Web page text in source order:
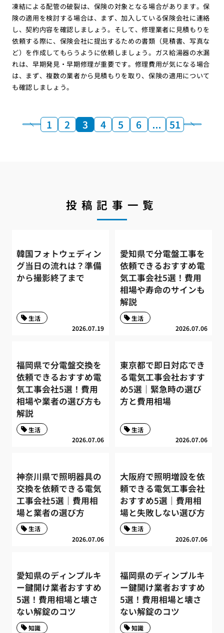
凍結による配管の破裂は、保険の対象となる場合があります。保
険の適用を検討する場合は、まず、加入している保険会社に連絡
し、契約内容を確認しましょう。そして、修理業者に見積もりを
依頼する際に、保険会社に提出するための書類（見積書、写真な
ど）を作成してもらうように依頼しましょう。ガス給湯器の水漏
れは、早期発見・早期修理が重要です。修理費用が気になる場合
は、まず、複数の業者から見積もりを取り、保険の適用について
も確認しましょう。
1 2 3 4 5 6 … 51
投稿記事一覧
韓国フォトウェディン
グ当日の流れは？準備
から撮影終了まで
2026.07.19
生活
愛知県で分電盤工事を
依頼できるおすすめ電
気工事会社5選！費用
相場や寿命のサインも
解説
2026.07.06
生活
福岡県で分電盤交換を
依頼できるおすすめ電
気工事会社5選！費用
相場や業者の選び方も
解説
2026.07.06
生活
東京都で即日対応でき
る電気工事会社おすす
め5選｜緊急時の選び
方と費用相場
2026.07.06
生活
神奈川県で照明器具の
交換を依頼できる電気
工事会社5選｜費用相
場と業者の選び方
2026.07.06
生活
大阪府で照明増設を依
頼できる電気工事会社
おすすめ5選｜費用相
場と失敗しない選び方
2026.07.06
生活
愛知県のディンプルキ
ー鍵開け業者おすすめ
5選！費用相場と壊さ
ない解錠のコツ
知識
福岡県のディンプルキ
ー鍵開け業者おすすめ
5選！費用相場と壊さ
ない解錠のコツ
知識